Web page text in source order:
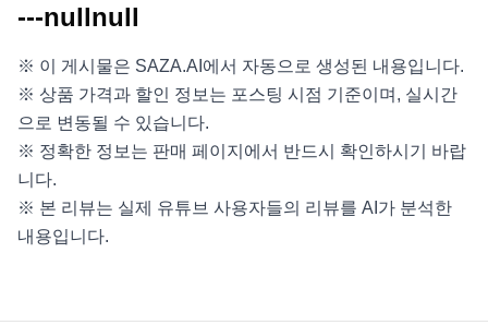
---nullnull
※ 이 게시물은 SAZA.AI에서 자동으로 생성된 내용입니다.
※ 상품 가격과 할인 정보는 포스팅 시점 기준이며, 실시간
으로 변동될 수 있습니다.
※ 정확한 정보는 판매 페이지에서 반드시 확인하시기 바랍
니다.
※ 본 리뷰는 실제 유튜브 사용자들의 리뷰를 AI가 분석한
내용입니다.